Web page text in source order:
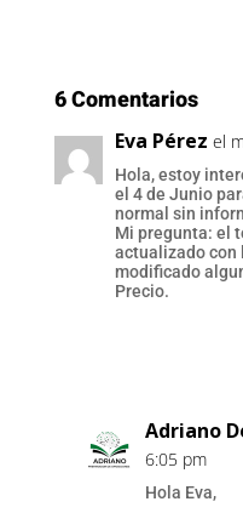
6 Comentarios
Eva Pérez el
Hola, estoy
el 4 de Junio
normal sin
Mi pregunta: el
actualizado con
modificado
Precio.
Adriano
6:05 pm
Hola Eva,